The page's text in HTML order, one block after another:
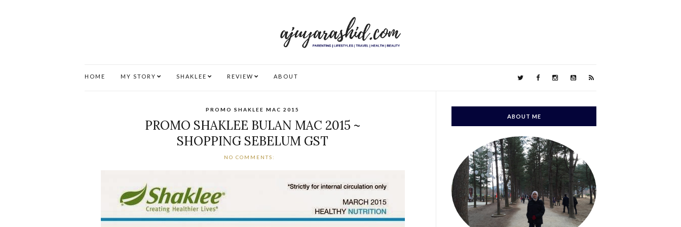
HOME MY STORY SHAKLEE REVIEW ABOUT
PROMO SHAKLEE MAC 2015
PROMO SHAKLEE BULAN MAC 2015 ~
SHOPPING SEBELUM GST
NO COMMENTS:
ABOUT ME